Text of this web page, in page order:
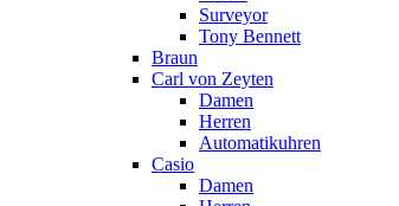
Surveyor
Tony Bennett
Braun
Carl von Zeyten
Damen
Herren
Automatikuhren
Casio
Damen